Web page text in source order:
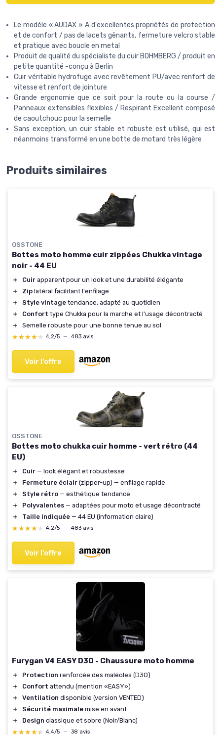
Le modèle « AUDAX » A d'excellentes propriétés de protection
et de confort / pas de lacets gênants, fermeture velcro stable
et pratique avec boucle en metal
Produit de qualité du spécialiste du cuir BOHMBERG / produit en
petite quantité -conçu à Berlin
Cuir véritable hydrofuge avec revêtement PU/avec renfort de
vitesse et renfort de jointure
Grande ergonomie que ce soit pour la route ou la course /
Panneaux extensibles flexibles / Respirant Excellent composé
de caoutchouc pour la semelle
Sans exception, un cuir stable et robuste est utilisé, qui est
néanmoins transformé en une botte de motard très légère
Produits similaires
OSSTONE
Bottes moto homme cuir zippées Chukka vintage
noir - 44 EU
＋ Cuir apparent pour un look et une durabilité élégante
＋
Zip latéral facilitant l'enfilage
＋
Style vintage tendance, adapté au quotidien
＋
Confort type Chukka pour la marche et l'usage décontracté
＋
Semelle robuste pour une bonne tenue au sol
★★★★★
★★★★★ 4,2/5 — 483 avis
Voir l'offre
OSSTONE
Bottes moto chukka cuir homme - vert rétro (44
EU)
＋ Cuir — look élégant et robustesse
＋
Fermeture éclair (zipper-up) — enfilage rapide
＋
Style rétro — esthétique tendance
＋
Polyvalentes — adaptées pour moto et usage décontracté
＋
Taille indiquée — 44 EU (information claire)
★★★★★
★★★★★ 4,2/5 — 483 avis
Voir l'offre
Furygan V4 EASY D3O - Chaussure moto homme
＋ Protection renforcée des maléoles (D3O)
＋
Confort attendu (mention «EASY»)
＋
Ventilation disponible (version VENTED)
＋
Sécurité maximale mise en avant
＋
Design classique et sobre (Noir/Blanc)
★★★★★
★★★★★ 4,4/5 — 38 avis